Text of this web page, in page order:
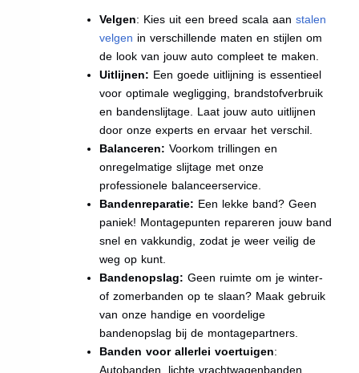
Velgen: Kies uit een breed scala aan stalen
velgen in verschillende maten en stijlen om
de look van jouw auto compleet te maken.
Uitlijnen: Een goede uitlijning is essentieel
voor optimale wegligging, brandstofverbruik
en bandenslijtage. Laat jouw auto uitlijnen
door onze experts en ervaar het verschil.
Balanceren: Voorkom trillingen en
onregelmatige slijtage met onze
professionele balanceerservice.
Bandenreparatie: Een lekke band? Geen
paniek! Montagepunten repareren jouw band
snel en vakkundig, zodat je weer veilig de
weg op kunt.
Bandenopslag: Geen ruimte om je winter-
of zomerbanden op te slaan? Maak gebruik
van onze handige en voordelige
bandenopslag bij de montagepartners.
Banden voor allerlei voertuigen:
Autobanden, lichte vrachtwagenbanden,